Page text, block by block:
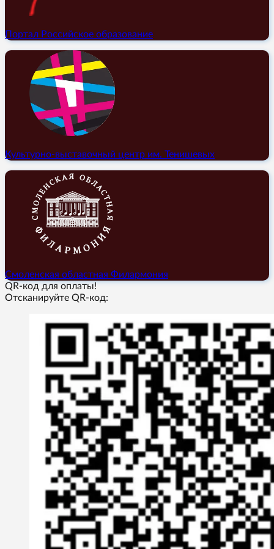
Портал Российское образование
Культурно-выставочный центр им. Тенишевых
Смоленская областная Филармония
QR-код для оплаты!
Отсканируйте QR-код: